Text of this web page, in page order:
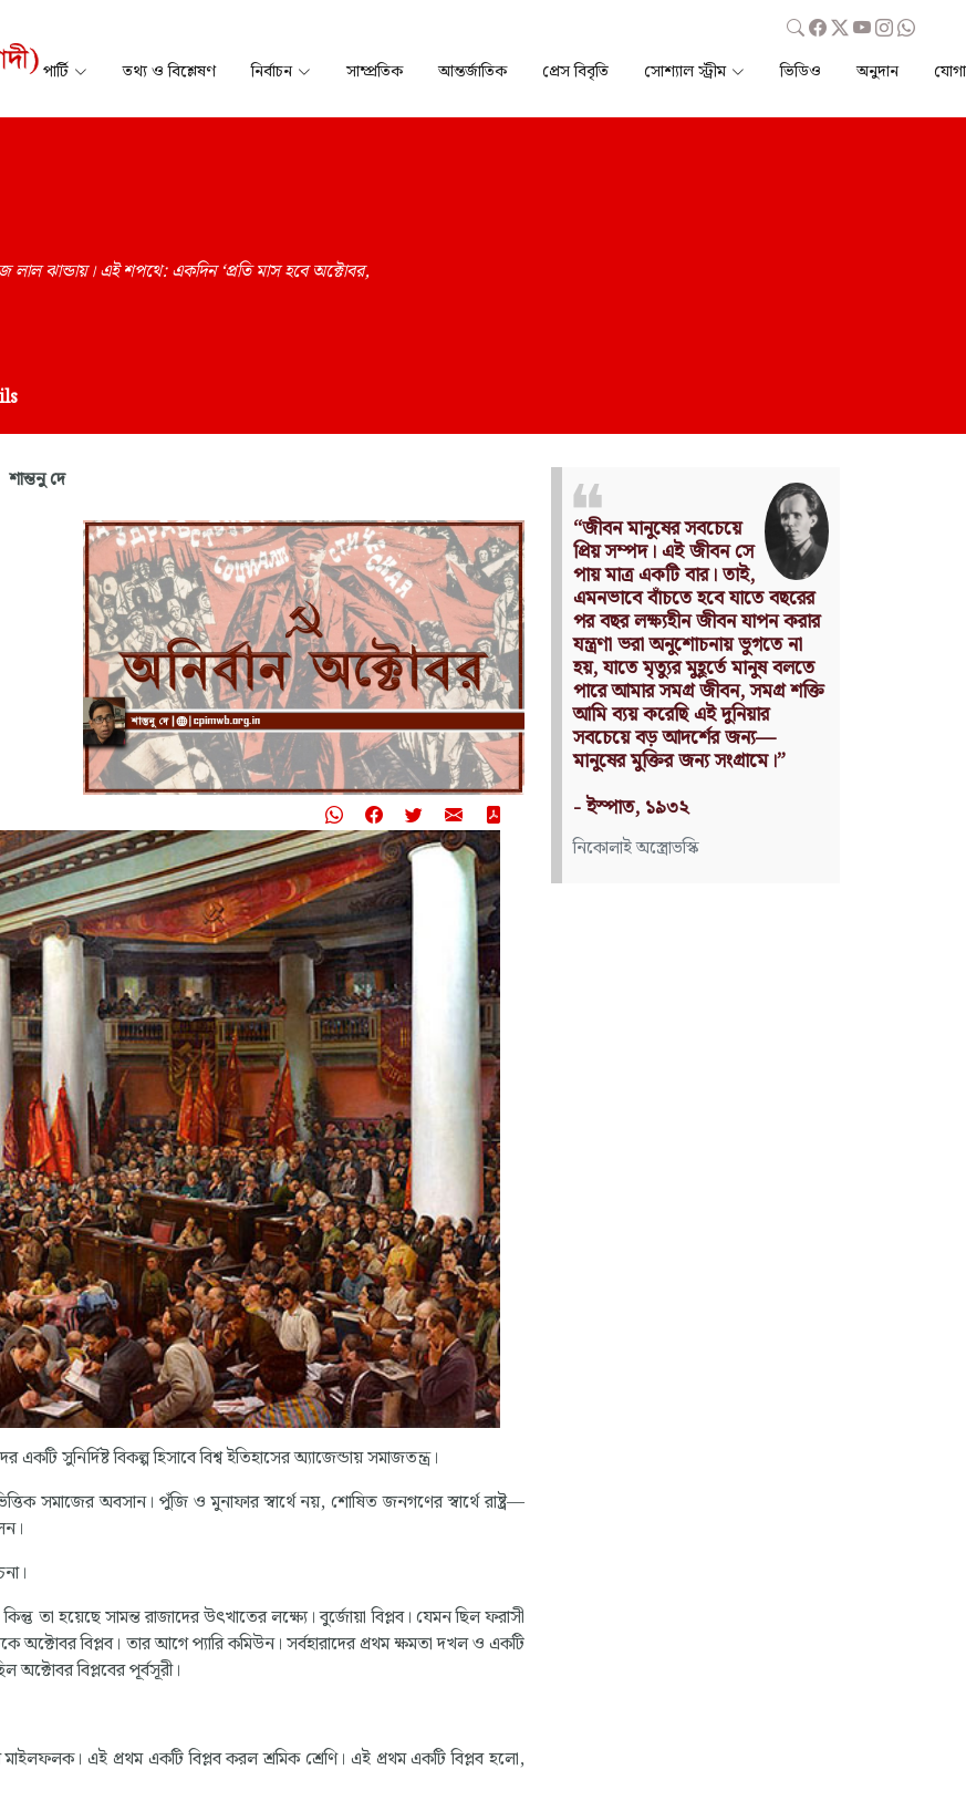
পার্টি তথ্য ও বিশ্লেষণ নির্বাচন সাম্প্রতিক আন্তর্জাতিক প্রেস বিবৃতি সোশ্যাল স্ট্রীম ভিডিও অনুদান
ঝান্ডায়। এই শপথে: একদিন ‘প্রতি মাস হবে অক্টোবর,
শান্তনু দে
একটি সুনির্দিষ্ট বিকল্প হিসাবে বিশ্ব ইতিহাসের অ্যাজেন্ডায় সমাজতন্ত্র।
সমাজের অবসান। পুঁজি ও মুনাফার স্বার্থে নয়, শোষিত জনগণের স্বার্থে রাষ্ট্র—
হয়েছে সামন্ত রাজাদের উৎখাতের লক্ষ্যে। বুর্জোয়া বিপ্লব। যেমন ছিল ফরাসী
অক্টোবর বিপ্লব। তার আগে প্যারি কমিউন। সর্বহারাদের প্রথম ক্ষমতা দখল ও একটি
অক্টোবর বিপ্লবের পূর্বসূরী।
এই প্রথম একটি বিপ্লব করল শ্রমিক শ্রেণি। এই প্রথম একটি বিপ্লব হলো,
Nothing can have value
without being an object of
utility.
Source: Das Kapital
(Volume I, Chapter 1)
কার্ল মার্কস